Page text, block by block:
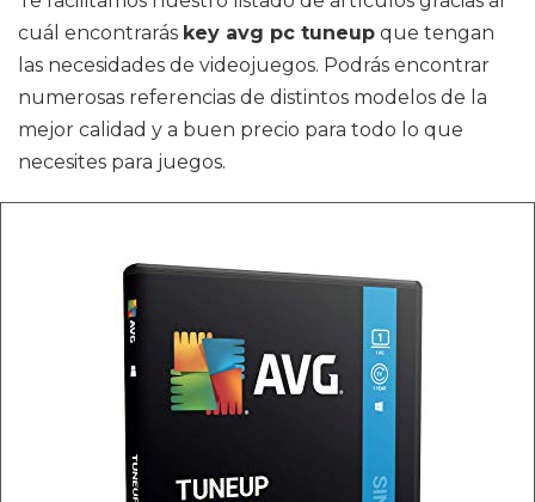
cuál encontrarás key avg pc tuneup que tengan
las necesidades de videojuegos. Podrás encontrar
numerosas referencias de distintos modelos de la
mejor calidad y a buen precio para todo lo que
necesites para juegos.